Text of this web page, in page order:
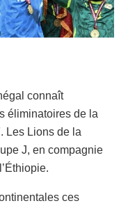
connaît
éliminatoires de la
Les Lions de la
J, en compagnie
ces